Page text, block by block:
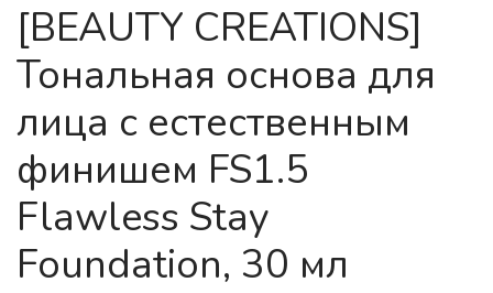
[BEAUTY CREATIONS]
Тональная основа для
лица с естественным
финишем FS1.5
Flawless Stay
Foundation, 30 мл